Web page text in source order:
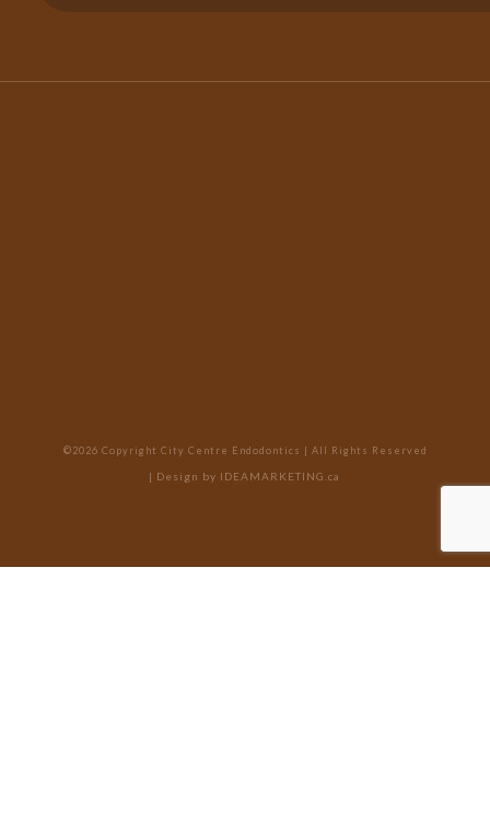
©2026 Copyright City Centre Endodontics | All Rights Reserved
| Design by IDEAMARKETING.ca